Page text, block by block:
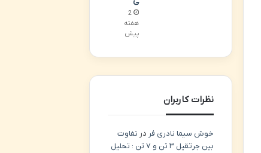
2
هفته
پیش
نظرات کاربران
خوش سیما نادری فر در تفاوت
بین جرثقیل ۳ تن و ۷ تن : تحلیل